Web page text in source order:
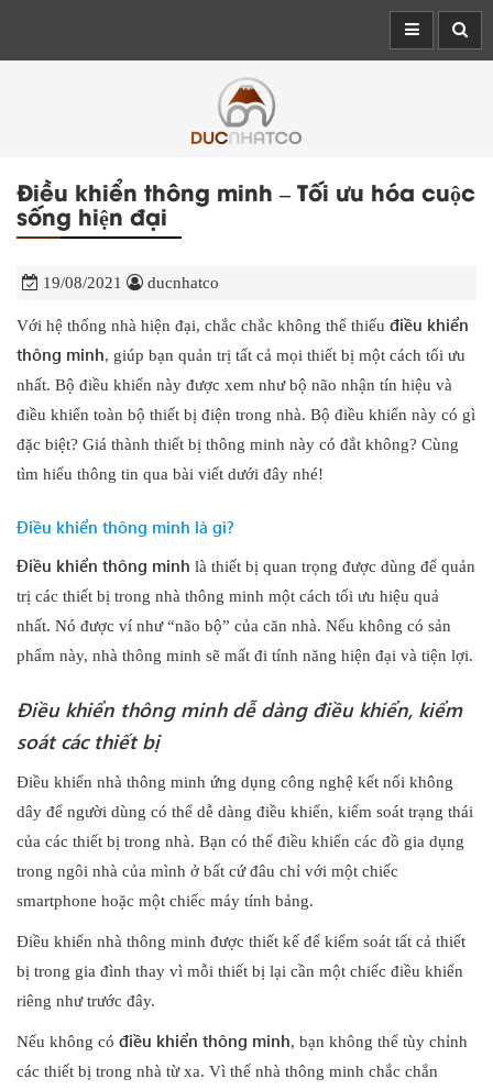
Điều khiển thông minh – Tối ưu hóa cuộc
sống hiện đại
19/08/2021 ducnhatco
Với hệ thống nhà hiện đại, chắc chắc không thể thiếu điều khiển
thông minh, giúp bạn quản trị tất cả mọi thiết bị một cách tối ưu
nhất. Bộ điều khiển này được xem như bộ não nhận tín hiệu và
điều khiển toàn bộ thiết bị điện trong nhà. Bộ điều khiển này có gì
đặc biệt? Giá thành thiết bị thông minh này có đắt không? Cùng
tìm hiểu thông tin qua bài viết dưới đây nhé!
Điều khiển thông minh là gì?
Điều khiển thông minh là thiết bị quan trọng được dùng để quản
trị các thiết bị trong nhà thông minh một cách tối ưu hiệu quả
nhất. Nó được ví như “não bộ” của căn nhà. Nếu không có sản
phẩm này, nhà thông minh sẽ mất đi tính năng hiện đại và tiện lợi.
Điều khiển thông minh dễ dàng điều khiển, kiểm
soát các thiết bị
Điều khiển nhà thông minh ứng dụng công nghệ kết nối không
dây để người dùng có thể dễ dàng điều khiển, kiểm soát trạng thái
của các thiết bị trong nhà. Bạn có thể điều khiển các đồ gia dụng
trong ngôi nhà của mình ở bất cứ đâu chỉ với một chiếc
smartphone hoặc một chiếc máy tính bảng.
Điều khiển nhà thông minh được thiết kế để kiểm soát tất cả thiết
bị trong gia đình thay vì mỗi thiết bị lại cần một chiếc điều khiển
riêng như trước đây.
Nếu không có điều khiển thông minh, bạn không thể tùy chỉnh
các thiết bị trong nhà từ xa. Vì thế nhà thông minh chắc chắn